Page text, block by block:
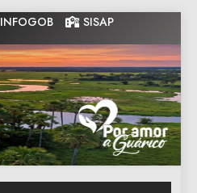
INFOGOB SISAP
Gobernacion
de Guarico
Gobernacion de Guarico